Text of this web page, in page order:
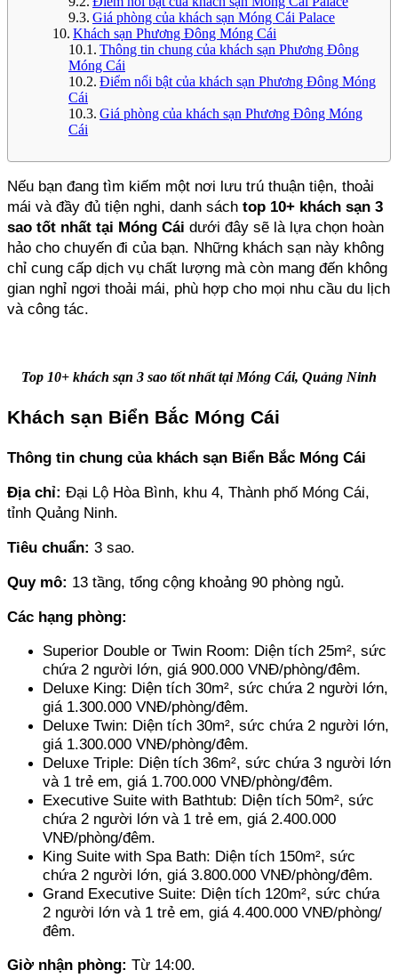
Giá phòng của khách sạn Móng Cái Palace
Khách sạn Phương Đông Móng Cái
Thông tin chung của khách sạn Phương Đông
Móng Cái
Điểm nổi bật của khách sạn Phương Đông Móng
Cái
Giá phòng của khách sạn Phương Đông Móng
Cái
Nếu bạn đang tìm kiếm một nơi lưu trú thuận tiện, thoải
mái và đầy đủ tiện nghi, danh sách top 10+ khách sạn 3
sao tốt nhất tại Móng Cái dưới đây sẽ là lựa chọn hoàn
hảo cho chuyến đi của bạn. Những khách sạn này không
chỉ cung cấp dịch vụ chất lượng mà còn mang đến không
gian nghỉ ngơi thoải mái, phù hợp cho mọi nhu cầu du lịch
và công tác.
Top 10+ khách sạn 3 sao tốt nhất tại Móng Cái, Quảng Ninh
Khách sạn Biển Bắc Móng Cái
Thông tin chung của khách sạn Biển Bắc Móng Cái
Địa chỉ: Đại Lộ Hòa Bình, khu 4, Thành phố Móng Cái,
tỉnh Quảng Ninh.
Tiêu chuẩn: 3 sao.
Quy mô: 13 tầng, tổng cộng khoảng 90 phòng ngủ.
Các hạng phòng:
Superior Double or Twin Room: Diện tích 25m², sức
chứa 2 người lớn, giá 900.000 VNĐ/phòng/đêm.
Deluxe King: Diện tích 30m², sức chứa 2 người lớn,
giá 1.300.000 VNĐ/phòng/đêm.
Deluxe Twin: Diện tích 30m², sức chứa 2 người lớn,
giá 1.300.000 VNĐ/phòng/đêm.
Deluxe Triple: Diện tích 36m², sức chứa 3 người lớn
và 1 trẻ em, giá 1.700.000 VNĐ/phòng/đêm.
Executive Suite with Bathtub: Diện tích 50m², sức
chứa 2 người lớn và 1 trẻ em, giá 2.400.000
VNĐ/phòng/đêm.
King Suite with Spa Bath: Diện tích 150m², sức
chứa 2 người lớn, giá 3.800.000 VNĐ/phòng/đêm.
Grand Executive Suite: Diện tích 120m², sức chứa
2 người lớn và 1 trẻ em, giá 4.400.000 VNĐ/phòng/
đêm.
Giờ nhận phòng: Từ 14:00.